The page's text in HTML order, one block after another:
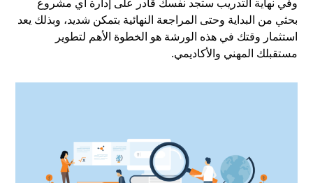
بحثي من البداية وحتى المراجعة النهائية بتمكن شديد، وبذلك يعد
استثمار وقتك في هذه الورشة هو الخطوة الأهم لتطوير
مستقبلك المهني والأكاديمي.